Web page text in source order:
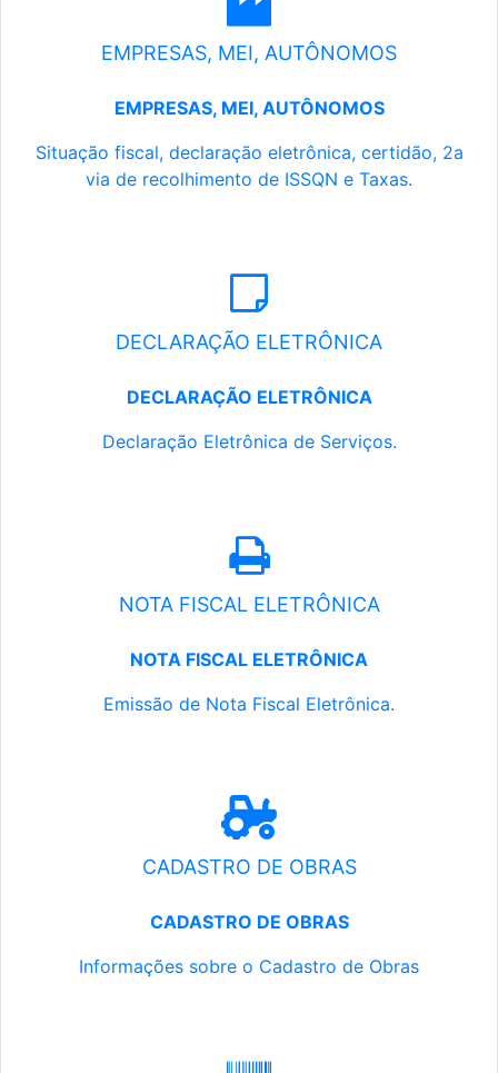
EMPRESAS, MEI, AUTÔNOMOS
EMPRESAS, MEI, AUTÔNOMOS
Situação fiscal, declaração eletrônica, certidão, 2a
via de recolhimento de ISSQN e Taxas.
DECLARAÇÃO ELETRÔNICA
DECLARAÇÃO ELETRÔNICA
Declaração Eletrônica de Serviços.
NOTA FISCAL ELETRÔNICA
NOTA FISCAL ELETRÔNICA
Emissão de Nota Fiscal Eletrônica.
CADASTRO DE OBRAS
CADASTRO DE OBRAS
Informações sobre o Cadastro de Obras